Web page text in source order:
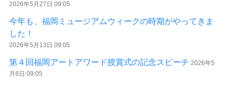
2026年5月27日 09:05
今年も、福岡ミュージアムウィークの時期がやってきま
した！
2026年5月13日 09:05
第４回福岡アートアワード授賞式の記念スピーチ 2026年5
月6日 09:05